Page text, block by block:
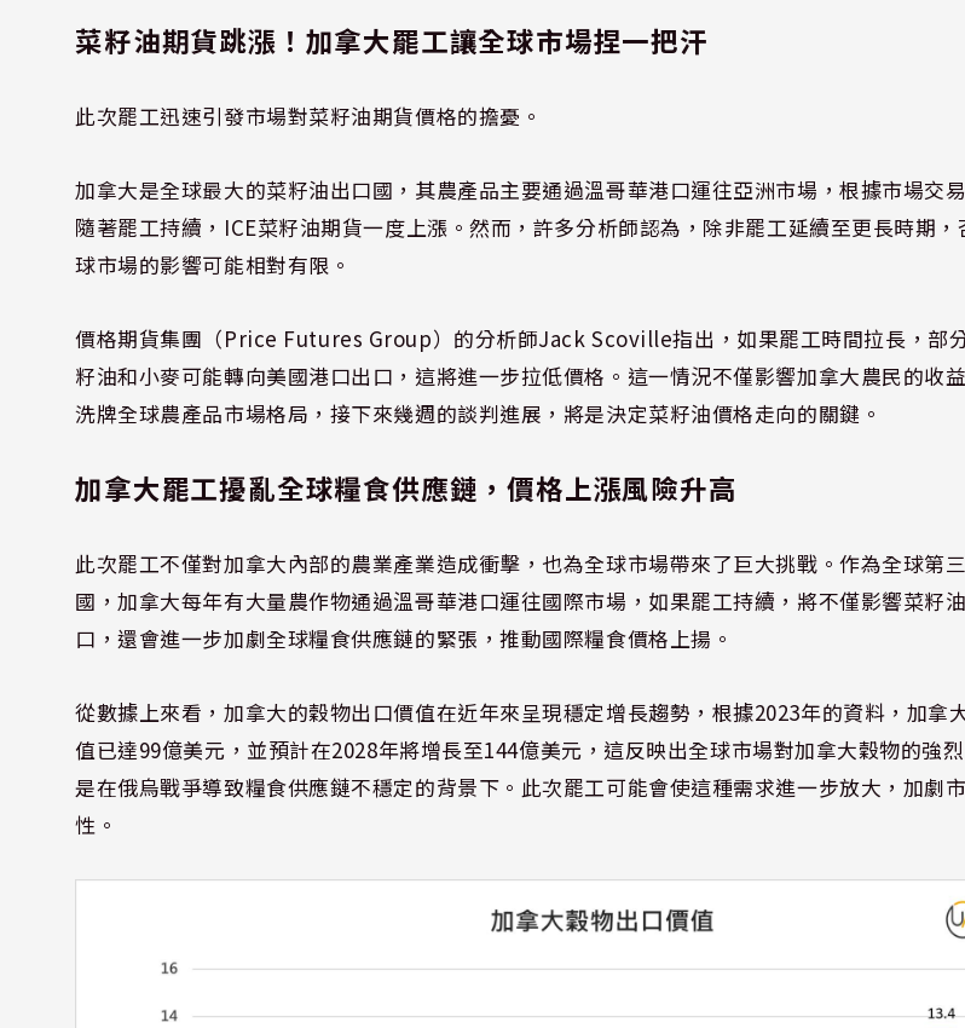
菜籽油期貨跳漲！加拿大罷工讓全球市場捏一把汗
此次罷工迅速引發市場對菜籽油期貨價格的擔憂。
加拿大是全球最大的菜籽油出口國，其農產品主要通過溫哥華港口運往亞洲市場，根據市場交
隨著罷工持續，ICE菜籽油期貨一度上漲。然而，許多分析師認為，除非罷工延續至更長時期，
球市場的影響可能相對有限。
價格期貨集團（Price Futures Group）的分析師Jack Scoville指出，如果罷工時間拉長，部
籽油和小麥可能轉向美國港口出口，這將進一步拉低價格。這一情況不僅影響加拿大農民的收
洗牌全球農產品市場格局，接下來幾週的談判進展，將是決定菜籽油價格走向的關鍵。
加拿大罷工擾亂全球糧食供應鏈，價格上漲風險升高
此次罷工不僅對加拿大內部的農業產業造成衝擊，也為全球市場帶來了巨大挑戰。作為全球第
國，加拿大每年有大量農作物通過溫哥華港口運往國際市場，如果罷工持續，將不僅影響菜籽
口，還會進一步加劇全球糧食供應鏈的緊張，推動國際糧食價格上揚。
從數據上來看，加拿大的穀物出口價值在近年來呈現穩定增長趨勢，根據2023年的資料，加拿
值已達99億美元，並預計在2028年將增長至144億美元，這反映出全球市場對加拿大穀物的強
是在俄烏戰爭導致糧食供應鏈不穩定的背景下。此次罷工可能會使這種需求進一步放大，加劇
性。